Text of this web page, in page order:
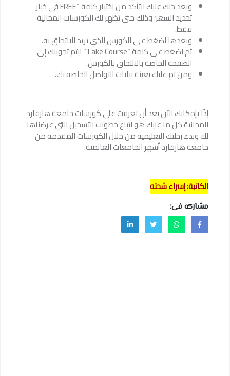
وبعد ذلك عليك التأكد من اختيار كلمة “FREE في خيار
تحديد السعر؛ وذلك حتى تظهر لك الكورسات المجانية
فقط.
وبعدها اضغط على الكورس الذي تريد الالتحاق به.
ثم اضغط على كلمة “Take Course” ليتم تحويلك إلى
الصفحة الخاصة بالالتحاق بالكورس.
ومن ثم عليك تعبئة بيانات التواصل الخاصة بك.
إذًا بإمكانك الآن بعد أن تعرفت على كورسات جامعة هارفارد
المجانية كل ما عليك هو اتباع خطوات التسجيل التي عرضناها
لك وبدء رحلتك التعليمية من خلال الكورسات المقدمة من
جامعة هارفارد أشهر الجامعات العالمية.
الكاتبة: إسراء شحته
مشاركه فى: